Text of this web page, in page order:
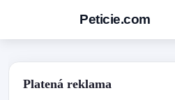
Peticie.com
Platená reklama